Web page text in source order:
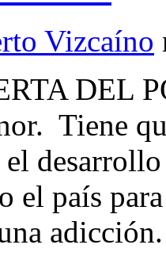
Vizcaíno
DEL
Tiene
el país